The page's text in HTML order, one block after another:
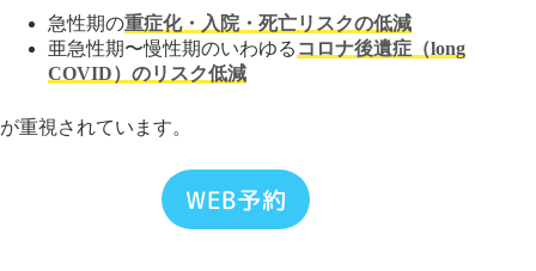
急性期の重症化・入院・死亡リスクの低減
亜急性期〜慢性期のいわゆる コロナ後遺症（long
COVID）のリスク低減
が重視されています。
WEB予約